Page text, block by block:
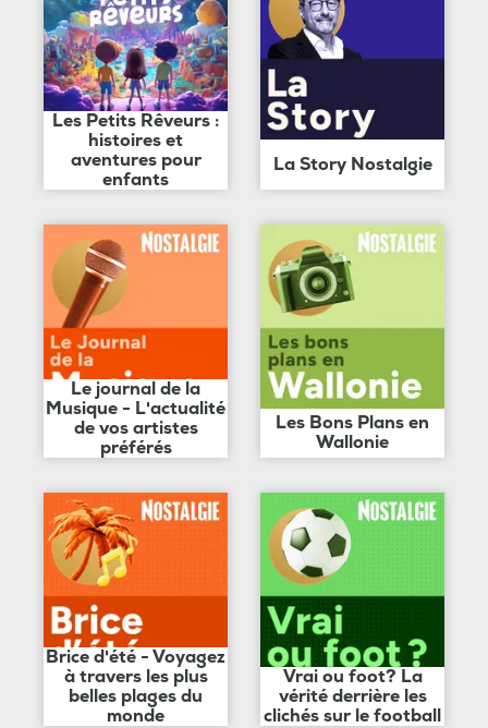
Les Petits Rêveurs :
histoires et
aventures pour
enfants
La Story Nostalgie
Le journal de la
Musique - L'actualité
de vos artistes
préférés
Les Bons Plans en
Wallonie
Brice d'été - Voyagez
à travers les plus
belles plages du
monde
Vrai ou foot? La
vérité derrière les
clichés sur le football